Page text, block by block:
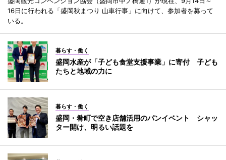
16日に行われる「盛岡秋まつり 山車行事」に向けて、参加者を募って
いる。
暮らす・働く
盛岡水産が「子ども食堂支援事業」に寄付 子ども
たちと地域の力に
暮らす・働く
盛岡・肴町で空き店舗活用のパンイベント シャッ
ター開け、明るい話題を